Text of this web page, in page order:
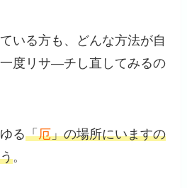
いる方も、どんな方法が自
度リサ―チし直してみるの
る「厄」の場所にいますの
。